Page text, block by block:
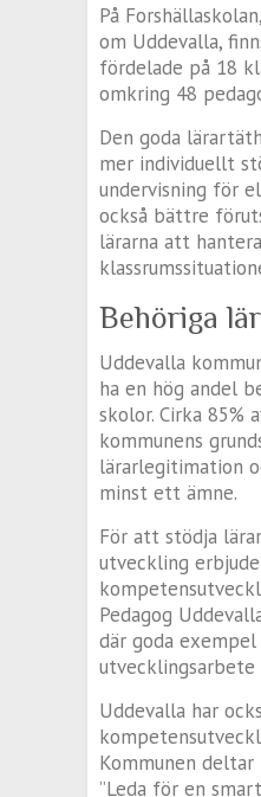
På
om Uddevalla,
fördelade på 18
omkring 48
Den goda
mer individuellt
undervisning för
också bättre
lärarna att hantera
Behöriga
Uddevalla
ha en hög andel
skolor. Cirka 85%
kommunens
lärarlegitimation
minst ett ämne.
För att stödja
utveckling
Pedagog
där goda exempel
utvecklingsarbete
Uddevalla har
Kommunen
”Leda för en